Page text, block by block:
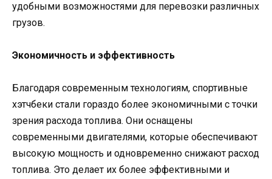
удобными возможностями для перевозки различных
грузов.
Экономичность и эффективность
Благодаря современным технологиям, спортивные
хэтчбеки стали гораздо более экономичными с точки
зрения расхода топлива. Они оснащены
современными двигателями, которые обеспечивают
высокую мощность и одновременно снижают расход
топлива. Это делает их более эффективными и